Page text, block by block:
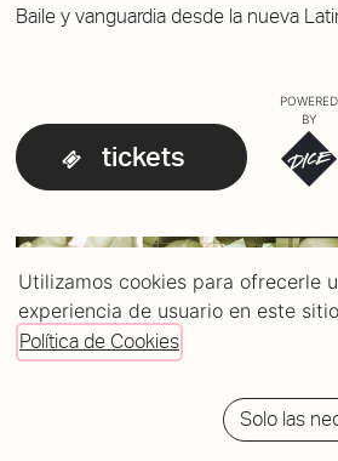
Baile y vanguardia desde la nueva
tickets
POWERED
BY
Utilizamos cookies para ofrecerle
experiencia de usuario en este
Política de Cookies
Solo las